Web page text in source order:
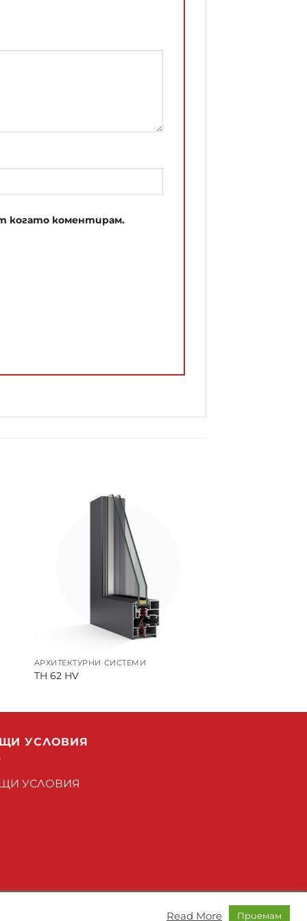
когато коментирам.
АРХИТЕКТУРНИ СИСТЕМИ
TH 62 HV
УСЛОВИЯ
УСЛОВИЯ
Read More Приемам